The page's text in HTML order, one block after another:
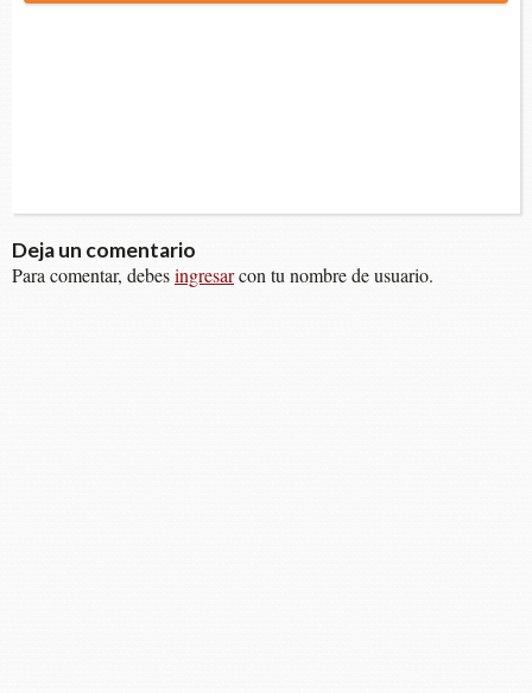
Deja un comentario
Para comentar, debesingresarcon tu nombre de usuario.